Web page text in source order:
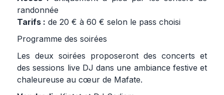
randonnée
Tarifs : de 20 € à 60 € selon le pass choisi
Programme des soirées
Les deux soirées proposeront des concerts et
des sessions live DJ dans une ambiance festive et
chaleureuse au cœur de Mafate.